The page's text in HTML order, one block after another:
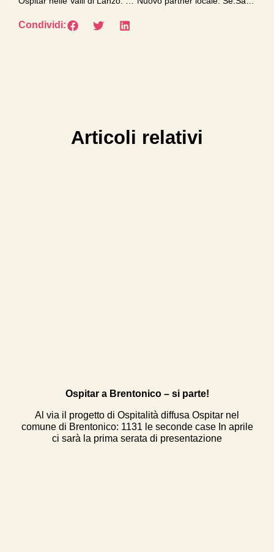
Condividi:
Articoli relativi
Ospitar a Brentonico – si parte!
Al via il progetto di Ospitalità diffusa Ospitar nel
comune di Brentonico: 1131 le seconde case In aprile
ci sarà la prima serata di presentazione